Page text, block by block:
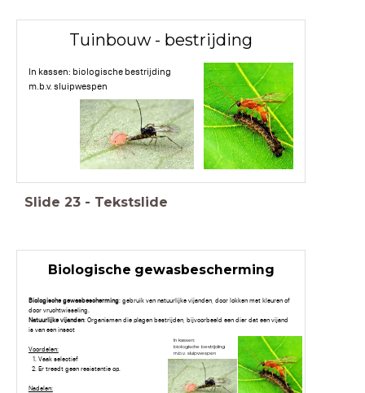
Tuinbouw - bestrijding
In kassen: biologische bestrijding
m.b.v. sluipwespen
Slide 23 - Tekstslide
Biologische gewasbescherming
Biologische gewasbescherming: gebruik van natuurlijke vijanden, door lokken met kleuren of
door vruchtwisseling.
Natuurlijke vijanden: Organismen die plagen bestrijden, bijvoorbeeld een dier dat een vijand
is van een insect
Voordelen:
Vaak selectief
Er treedt geen resistentie op.
Nadelen:
In kassen:
biologische bestrijding
m.b.v. sluipwespen